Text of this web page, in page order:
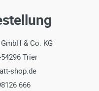
& Co. KG
Trier
shop.de
666